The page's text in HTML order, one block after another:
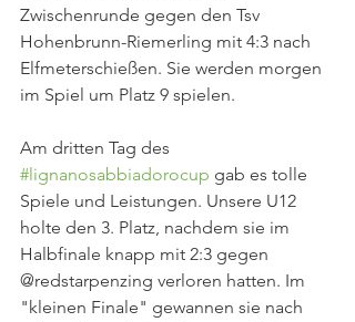
Zwischenrunde gegen den Tsv
Hohenbrunn-Riemerling mit 4:3 nach
Elfmeterschießen. Sie werden morgen
im Spiel um Platz 9 spielen.
Am dritten Tag des
#lignanosabbiadorocup gab es tolle
Spiele und Leistungen. Unsere U12
holte den 3. Platz, nachdem sie im
Halbfinale knapp mit 2:3 gegen
@redstarpenzing verloren hatten. Im
"kleinen Finale" gewannen sie nach